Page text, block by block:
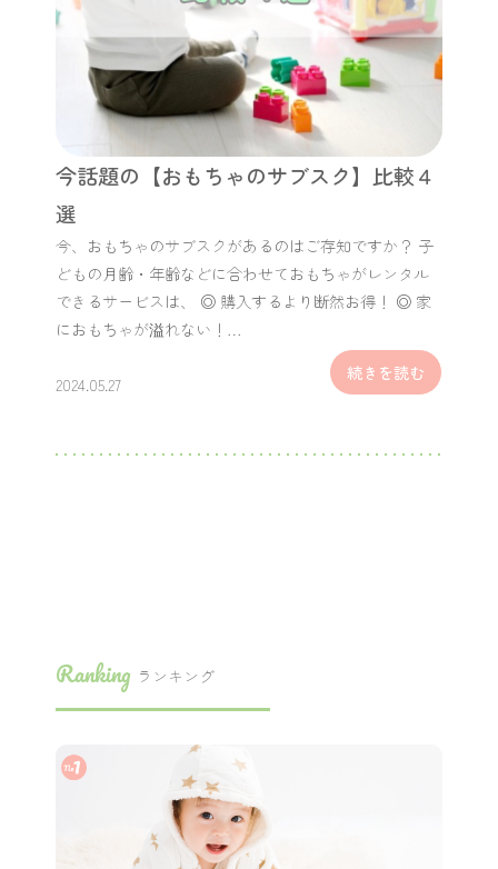
今話題の【おもちゃのサブスク】比較４
選
今、おもちゃのサブスクがあるのはご存知ですか？ 子
どもの月齢・年齢などに合わせておもちゃがレンタル
できるサービスは、 ◎ 購入するより断然お得！ ◎ 家
におもちゃが溢れない！…
2024.05.27
続きを読む
Ranking ランキング